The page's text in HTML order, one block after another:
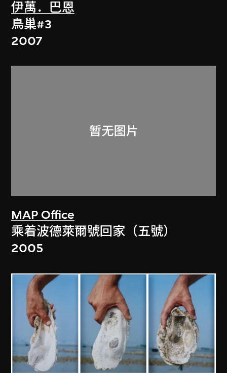
伊萬．巴恩
鳥巢#3
2007
MAP Office
乘着波德萊爾號回家（五號）
2005